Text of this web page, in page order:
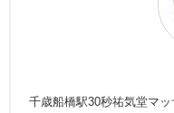
千歳船橋駅30秒祐気堂マ